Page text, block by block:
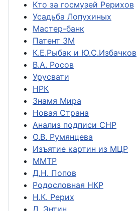
Кто за госмузей Рерихов
Усадьба Лопухиных
Мастер-банк
Патент ЗМ
К.Е.Рыбак и Ю.С.Избачков
В.А. Росов
Урусвати
НРК
Знамя Мира
Новая Страна
Анализ подписи СНР
О.В. Румянцева
Изъятие картин из МЦР
ММТР
Д.Н. Попов
Родословная НКР
Н.К. Рерих
Д. Энтин